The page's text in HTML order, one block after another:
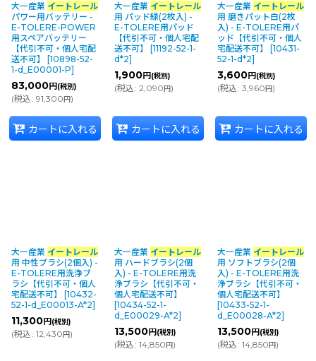
大一産業 イートレール
パワー用バッテリー -
E-TOLERE-POWER
用スペアバッテリー
【代引不可・個人宅配
送不可】
[10898-52-
1-d_E00001-P]
83,000円 (税別)
(税込: 91,300円)
カートに入れる
大一産業 イートレール
用 パッド緑(2枚入) -
E-TOLERE用パッド
【代引不可・個人宅配
送不可】
[11192-52-1-
d*2]
1,900円 (税別)
(税込: 2,090円)
カートに入れる
大一産業 イートレール
用 磨きパット白(2枚
入) - E-TOLERE用パ
ッド【代引不可・個人
宅配送不可】
[10431-
52-1-d*2]
3,600円 (税別)
(税込: 3,960円)
カートに入れる
大一産業 イートレール
用 中性ブラシ(2個入) -
E-TOLERE用洗浄ブ
ラシ【代引不可・個人
宅配送不可】
[10432-
52-1-d_E00013-A*2]
11,300円 (税別)
(税込: 12,430円)
大一産業 イートレール
用 ハードブラシ(2個
入) - E-TOLERE用洗
浄ブラシ【代引不可・
個人宅配送不可】
[10434-52-1-
d_E00029-A*2]
13,500円 (税別)
(税込: 14,850円)
大一産業 イートレール
用 ソフトブラシ(2個
入) - E-TOLERE用洗
浄ブラシ【代引不可・
個人宅配送不可】
[10433-52-1-
d_E00028-A*2]
13,500円 (税別)
(税込: 14,850円)